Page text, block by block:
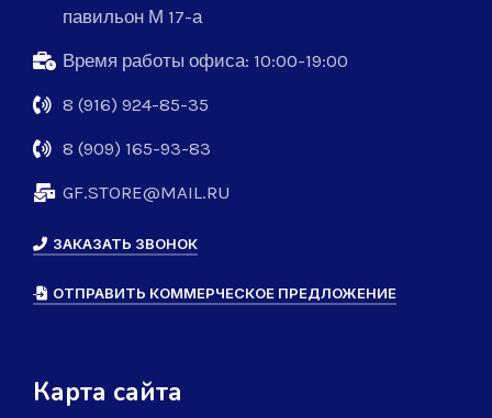
павильон М 17-а
Время работы офиса: 10:00-19:00
8 (916) 924-85-35
8 (909) 165-93-83
GF.STORE@MAIL.RU
ЗАКАЗАТЬ ЗВОНОК
ОТПРАВИТЬ КОММЕРЧЕСКОЕ ПРЕДЛОЖЕНИЕ
Карта сайта